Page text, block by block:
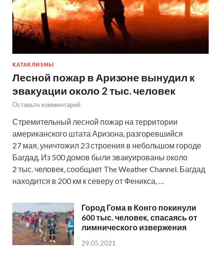
КАТАКЛИЗМЫ
Лесной пожар в Аризоне вынудил к
эвакуации около 2 тыс. человек
Оставьте комментарий
Стремительный лесной пожар на территории
американского штата Аризона, разгоревшийся
27 мая, уничтожил 23 строения в небольшом городе
Багдад. Из 500 домов были эвакуированы около
2 тыс. человек, сообщает The Weather Channel. Багдад
находится в 200 км к северу от Феникса, …
Город Гома в Конго покинули
600 тыс. человек, спасаясь от
лимнического извержения
29.05.2021